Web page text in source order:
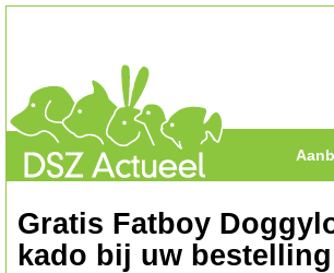
Gratis Fatboy
kado bij uw bestelling